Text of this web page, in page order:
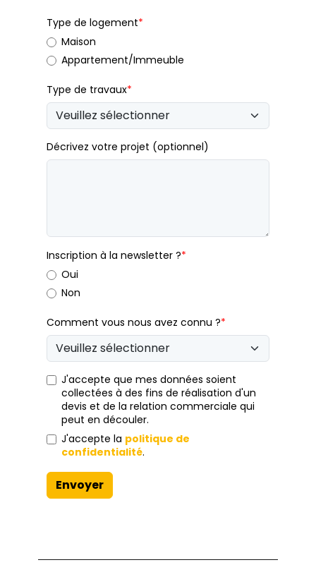
Type de logement*
Maison
Appartement/Immeuble
Type de travaux*
Décrivez votre projet (optionnel)
Inscription à la newsletter ?*
Oui
Non
Comment vous nous avez connu ?*
J'accepte que mes données soient
collectées à des fins de réalisation d'un
devis et de la relation commerciale qui
peut en découler.
J'accepte la politique de
confidentialité.
Envoyer